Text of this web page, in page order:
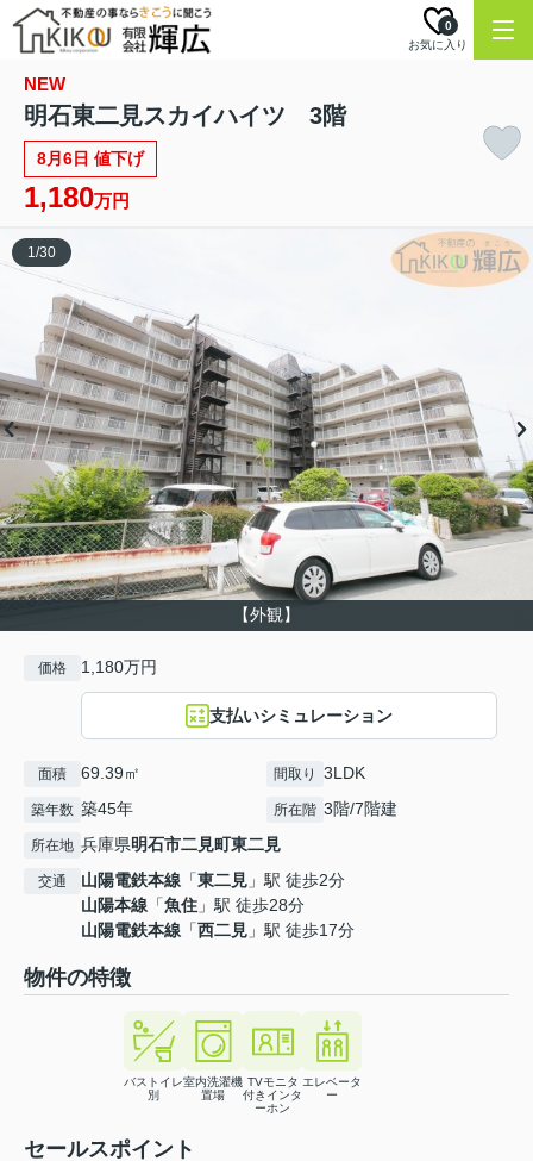
お気に入り
0
NEW
明石東二見スカイハイツ 3階
8月6日 値下げ
1,180万円
【外観】
1/30
価格 1,180万円
支払いシミュレーション
面積 69.39㎡ 間取り 3LDK
築年数 築45年 所在階 3階/7階建
所在地 兵庫県明石市二見町東二見
交通 山陽電鉄本線 「東二見 」駅 徒歩2分
山陽本線 「魚住 」駅 徒歩28分
山陽電鉄本線 「西二見 」駅 徒歩17分
物件の特徴
バストイレ
別
室内洗濯機
置場
TVモニタ
付きインタ
ーホン
エレベータ
ー
セールスポイント